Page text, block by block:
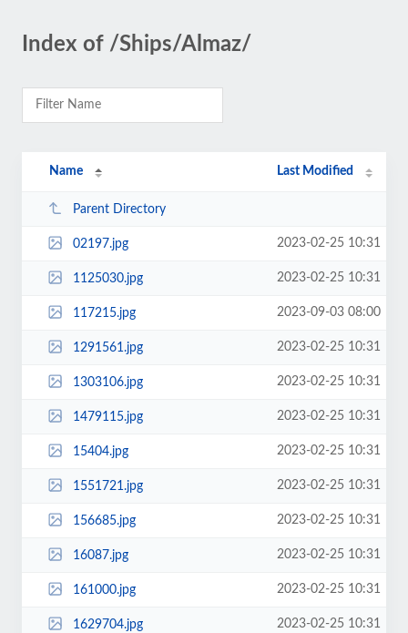
Index of /Ships/Almaz/
Name Last Modified
Parent Directory
02197.jpg 2023-02-25 10:31
1125030.jpg 2023-02-25 10:31
117215.jpg 2023-09-03 08:00
1291561.jpg 2023-02-25 10:31
1303106.jpg 2023-02-25 10:31
1479115.jpg 2023-02-25 10:31
15404.jpg 2023-02-25 10:31
1551721.jpg 2023-02-25 10:31
156685.jpg 2023-02-25 10:31
16087.jpg 2023-02-25 10:31
161000.jpg 2023-02-25 10:31
1629704.jpg 2023-02-25 10:31